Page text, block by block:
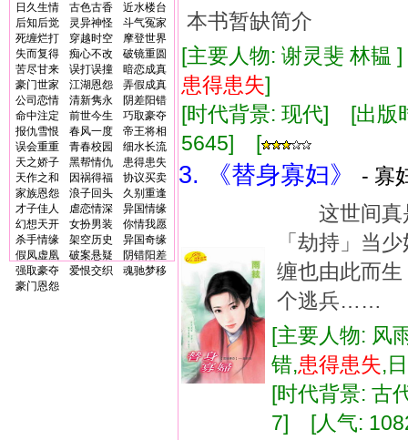
日久生情
古色古香
近水楼台
后知后觉
灵异神怪
斗气冤家
死缠烂打
穿越时空
摩登世界
失而复得
痴心不改
破镜重圆
苦尽甘来
误打误撞
暗恋成真
豪门世家
江湖恩怨
弄假成真
公司恋情
清新隽永
阴差阳错
命中注定
前世今生
巧取豪夺
报仇雪恨
春风一度
帝王将相
误会重重
青春校园
细水长流
天之娇子
黑帮情仇
患得患失
天作之和
因祸得福
协议买卖
家族恩怨
浪子回头
久别重逢
才子佳人
虐恋情深
异国情缘
幻想天开
女扮男装
你情我愿
杀手情缘
架空历史
异国奇缘
假凤虚凰
破案悬疑
阴错阳差
强取豪夺
爱恨交织
魂驰梦移
豪门恩怨
本书暂缺简介
[主要人物: 谢灵斐 林
患得患失]
[时代背景: 现代] [出
5645] [
3. 《替身寡妇》
- 寡
这世间真
「劫持」
缠也由此而
个逃兵……
[主要人物: 风
错,患得患失,
[时代背景:
7] [人气: